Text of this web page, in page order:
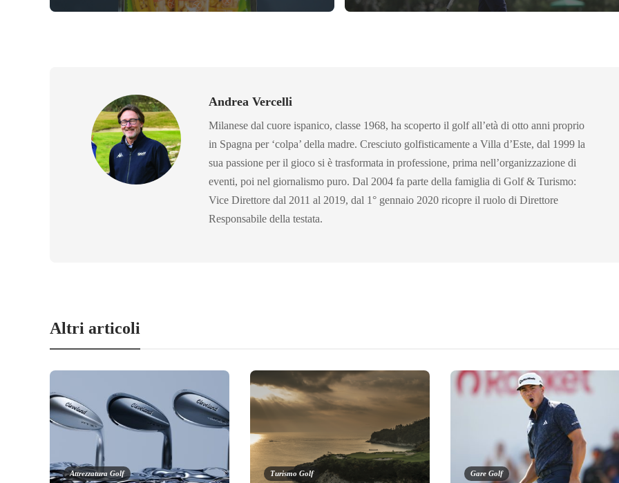
Andrea Vercelli
Milanese dal cuore ispanico, classe 1968, ha scoperto il golf all’età di otto anni proprio
in Spagna per ‘colpa’ della madre. Cresciuto golfisticamente a Villa d’Este, dal 1999 la
sua passione per il gioco si è trasformata in professione, prima nell’organizzazione di
eventi, poi nel giornalismo puro. Dal 2004 fa parte della famiglia di Golf & Turismo:
Vice Direttore dal 2011 al 2019, dal 1° gennaio 2020 ricopre il ruolo di Direttore
Responsabile della testata.
Altri articoli
Attrezzatura Golf Turismo Golf Gare Golf